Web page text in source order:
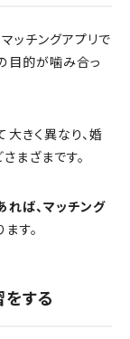
ッチングアプリで
目的が噛み合っ
きく異なり、婚
まざまです。
れば、マッチング
す。
する